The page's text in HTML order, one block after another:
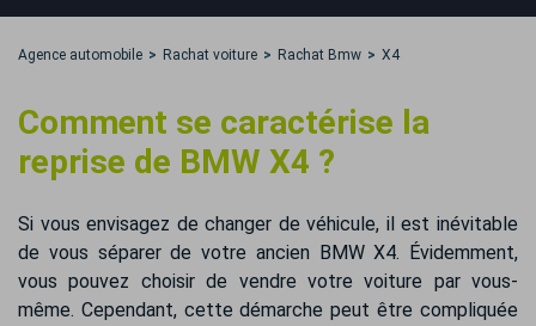
Agence automobile Rachat voiture Rachat Bmw X4
Comment se caractérise la
reprise de BMW X4 ?
Si vous envisagez de changer de véhicule, il est inévitable
de vous séparer de votre ancien BMW X4. Évidemment,
vous pouvez choisir de vendre votre voiture par vous-
même. Cependant, cette démarche peut être compliquée